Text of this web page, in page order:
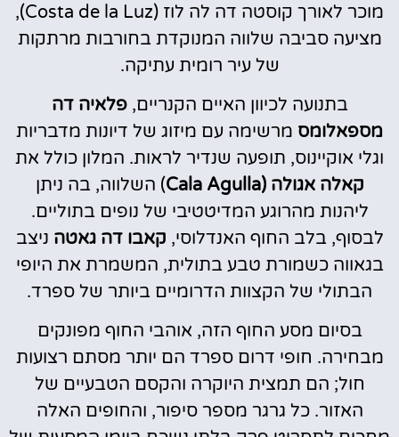
מוכר לאורך קוסטה דה לה לוז (Costa de la Luz),
מציעה סביבה שלווה המנוקדת בחורבות מרתקות
של עיר רומית עתיקה.
בתנועה לכיוון האיים הקנריים,פלאיה דה
מספאלומס מרשימה עם מיזוג של דיונות מדבריות
וגלי אוקיינוס, תופעה שנדיר לראות. המלון כולל את
קאלה אגולה (Cala Agulla
) השלווה, בה ניתן
ליהנות מהרוגע המדיטטיבי של נופים בתוליים.
לבסוף, בלב החוף האנדלוסי, קאבו דה גאטה ניצב
בגאווה כשמורת טבע בתולית, המשמרת את היופי
הבתולי של הקצוות הדרומיים ביותר של ספרד.
בסיום מסע החוף הזה, אוהבי החוף מפונקים
מבחירה. חופי דרום ספרד הם יותר מסתם רצועות
חול; הם תמצית היוקרה והקסם הטבעיים של
האזור. כל גרגר מספר סיפור, והחופים האלה